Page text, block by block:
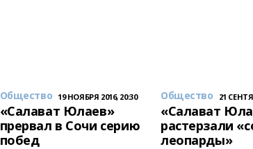
Общество 19 НОЯБРЯ 2016, 20:30
«Салават Юлаев»
прервал в Сочи серию
побед
Общество 21
«Салават
растерзали
леопарды»